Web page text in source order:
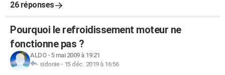
26 réponses
Pourquoi le refroidissement moteur ne
fonctionne pas ?
ALDO- 5 mai 2009 à 19:21
sidonie- 15 déc. 2019 à 16:56